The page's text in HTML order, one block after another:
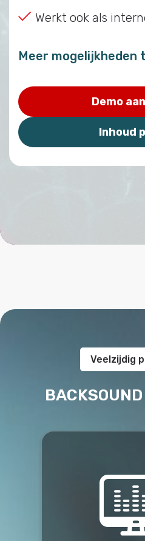
Werkt ook als
Meer mogelijkheden
Demo
Inhoud
Veelzijdig